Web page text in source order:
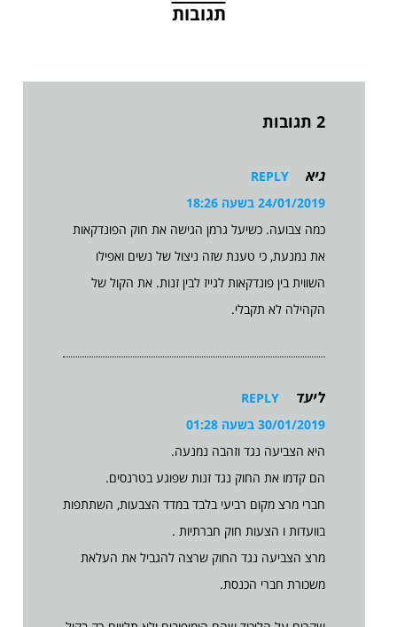
תגובות
2 תגובות
גיא
REPLY
24/01/2019 בשעה 18:26
כמה צבועה. כשיעל גרמן הגישה את חוק הפונדקאות
את נמנעת, כי טענת שזה ניצול של נשים ואפילו
השווית בין פונדקאות לגייז לבין זנות. את הקול של
הקהילה לא תקבלי.
ליעד
REPLY
30/01/2019 בשעה 01:28
היא הצביעה נגד וזהבה נמנעה.
הם קדמו את החוק נגד זנות שפוגע בטרנסים.
חברי מרצ מקום רביעי בלבד במדד הצבעות, השתתפות
בוועדות ו הצעות חוק חברתיות .
מרצ הצביעה נגד החוק שרצה להגביל את העלאת
משכורת חברי הכנסת.